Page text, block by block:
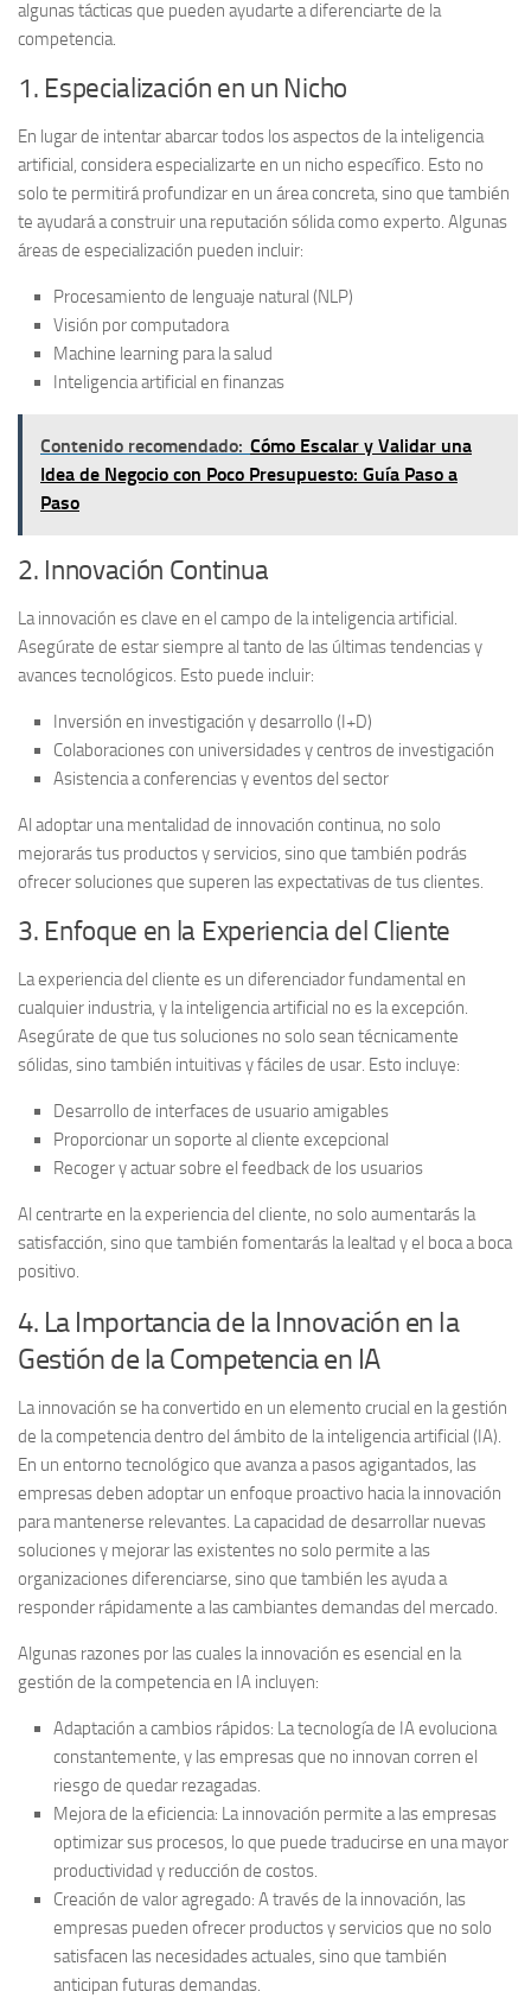
algunas tácticas que pueden ayudarte a diferenciarte de la
competencia.
1. Especialización en un Nicho
En lugar de intentar abarcar todos los aspectos de la inteligencia
artificial, considera especializarte en un nicho específico. Esto no
solo te permitirá profundizar en un área concreta, sino que también
te ayudará a construir una reputación sólida como experto. Algunas
áreas de especialización pueden incluir:
Procesamiento de lenguaje natural (NLP)
Visión por computadora
Machine learning para la salud
Inteligencia artificial en finanzas
Contenido recomendado: Cómo Escalar y Validar una
Idea de Negocio con Poco Presupuesto: Guía Paso a
Paso
2. Innovación Continua
La innovación es clave en el campo de la inteligencia artificial.
Asegúrate de estar siempre al tanto de las últimas tendencias y
avances tecnológicos. Esto puede incluir:
Inversión en investigación y desarrollo (I+D)
Colaboraciones con universidades y centros de investigación
Asistencia a conferencias y eventos del sector
Al adoptar una mentalidad de innovación continua, no solo
mejorarás tus productos y servicios, sino que también podrás
ofrecer soluciones que superen las expectativas de tus clientes.
3. Enfoque en la Experiencia del Cliente
La experiencia del cliente es un diferenciador fundamental en
cualquier industria, y la inteligencia artificial no es la excepción.
Asegúrate de que tus soluciones no solo sean técnicamente
sólidas, sino también intuitivas y fáciles de usar. Esto incluye:
Desarrollo de interfaces de usuario amigables
Proporcionar un soporte al cliente excepcional
Recoger y actuar sobre el feedback de los usuarios
Al centrarte en la experiencia del cliente, no solo aumentarás la
satisfacción, sino que también fomentarás la lealtad y el boca a boca
positivo.
4. La Importancia de la Innovación en la
Gestión de la Competencia en IA
La innovación se ha convertido en un elemento crucial en la gestión
de la competencia dentro del ámbito de la inteligencia artificial (IA).
En un entorno tecnológico que avanza a pasos agigantados, las
empresas deben adoptar un enfoque proactivo hacia la innovación
para mantenerse relevantes. La capacidad de desarrollar nuevas
soluciones y mejorar las existentes no solo permite a las
organizaciones diferenciarse, sino que también les ayuda a
responder rápidamente a las cambiantes demandas del mercado.
Algunas razones por las cuales la innovación es esencial en la
gestión de la competencia en IA incluyen:
Adaptación a cambios rápidos: La tecnología de IA evoluciona
constantemente, y las empresas que no innovan corren el
riesgo de quedar rezagadas.
Mejora de la eficiencia: La innovación permite a las empresas
optimizar sus procesos, lo que puede traducirse en una mayor
productividad y reducción de costos.
Creación de valor agregado: A través de la innovación, las
empresas pueden ofrecer productos y servicios que no solo
satisfacen las necesidades actuales, sino que también
anticipan futuras demandas.